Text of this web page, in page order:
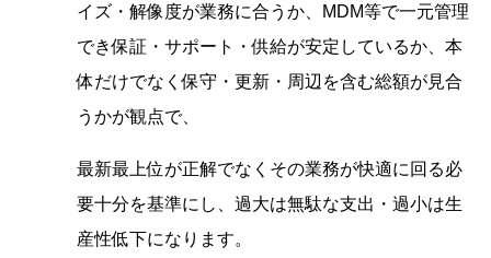
イズ・解像度が業務に合うか、MDM等で一元管理
でき保証・サポート・供給が安定しているか、本
体だけでなく保守・更新・周辺を含む総額が見合
うかが観点で、
最新最上位が正解でなくその業務が快適に回る必
要十分を基準にし、過大は無駄な支出・過小は生
産性低下になります。